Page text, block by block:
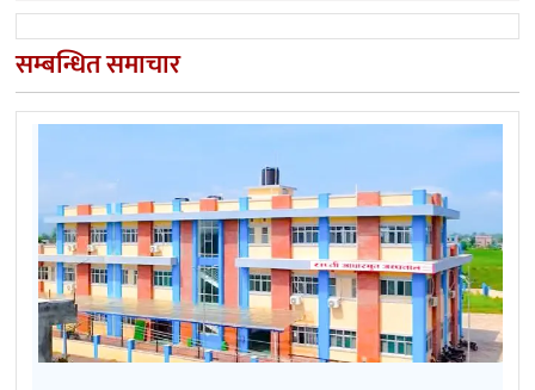
सम्बन्धित समाचार